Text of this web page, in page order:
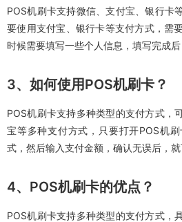
POS机刷卡支持微信、支付宝、银行卡
要使用支付宝、银行卡等支付方式，需
时候需要填写一些个人信息，填写完成后
3、如何使用POS机刷卡？
POS机刷卡支持多种类型的支付方式，
宝等多种支付方式，只要打开POS机
式，然后输入支付金额，确认无误后，就
4、POS机刷卡的优点？
POS机刷卡支持多种类型的支付方式，